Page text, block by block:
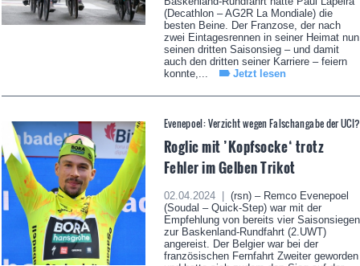
(Decathlon – AG2R La Mondiale) die
besten Beine. Der Franzose, der nach
zwei Eintagesrennen in seiner Heimat nun
seinen dritten Saisonsieg – und damit
auch den dritten seiner Karriere – feiern
konnte,...
Jetzt lesen
Evenepoel: Verzicht wegen Falschangabe der UCI?
Roglic mit ’Kopfsocke‘ trotz
Fehler im Gelben Trikot
02.04.2024 |
(rsn) – Remco Evenepoel
(Soudal – Quick-Step) war mit der
Empfehlung von bereits vier Saisonsiegen
zur Baskenland-Rundfahrt (2.UWT)
angereist. Der Belgier war bei der
französischen Fernfahrt Zweiter geworden